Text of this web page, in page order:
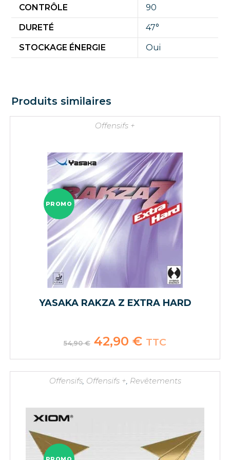
CONTRÔLE 90
DURETÉ 47°
STOCKAGE ÉNERGIE Oui
Produits similaires
Offensifs +
PROMO
YASAKA RAKZA Z EXTRA HARD
54,90€ Le
prix
était :
42,90 €Le
prix
est :
TTC
Offensifs, Offensifs + Revêtements